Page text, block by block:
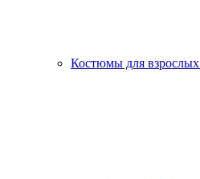
Костюмы для взрослых